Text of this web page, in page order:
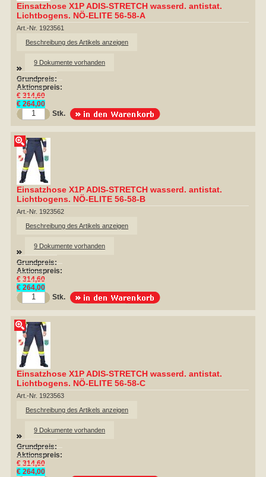
Einsatzhose X1P ADIS-STRETCH wasserd. antistat.
Lichtbogens. NÖ-ELITE 56-58-A
Art.-Nr. 1923561
Beschreibung des Artikels anzeigen
9 Dokumente vorhanden
Grundpreis:
Aktionspreis:
€ 314,60
€ 264,00
Stk.
Einsatzhose X1P ADIS-STRETCH wasserd. antistat.
Lichtbogens. NÖ-ELITE 56-58-B
Art.-Nr. 1923562
Beschreibung des Artikels anzeigen
9 Dokumente vorhanden
Grundpreis:
Aktionspreis:
€ 314,60
€ 264,00
Stk.
Einsatzhose X1P ADIS-STRETCH wasserd. antistat.
Lichtbogens. NÖ-ELITE 56-58-C
Art.-Nr. 1923563
Beschreibung des Artikels anzeigen
9 Dokumente vorhanden
Grundpreis:
Aktionspreis:
€ 314,60
€ 264,00